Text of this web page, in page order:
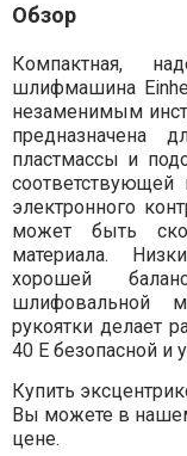
Обзор
Компактная,
шлифмашина
незаменимым
предназначена
пластмассы и
электронного
может быть
материала.
хорошей
шлифовальной
рукоятки делает
40 E безопасной и
Купить
Вы можете в
цене.